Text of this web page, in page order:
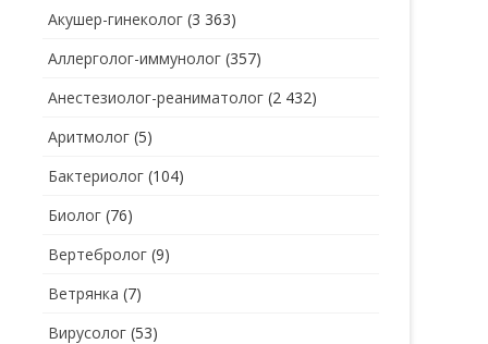
РЕНТГЕНОЛОГ
СТОМАТОЛОГ
СТОМАТОЛОГ-ОРТОДОНТ
ЭНДОКРИНОЛОГ
Акушер-гинеколог (3 363)
Аллерголог-иммунолог (357)
Анестезиолог-реаниматолог (2 432)
Аритмолог (5)
Бактериолог (104)
Биолог (76)
Вертебролог (9)
Ветрянка (7)
Вирусолог (53)